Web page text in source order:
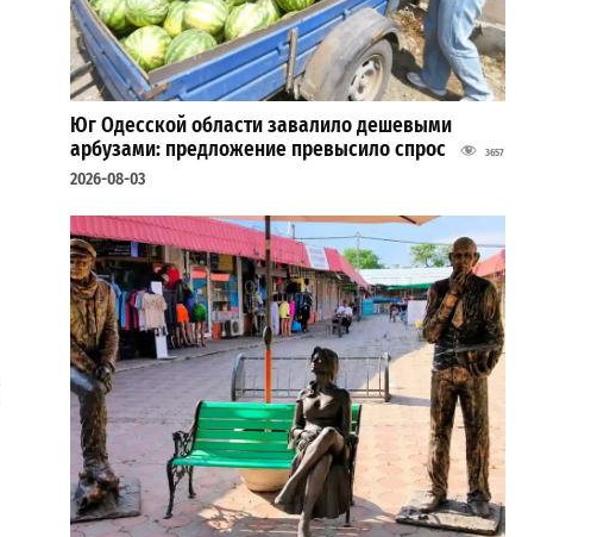
Юг Одесской области завалило дешевыми
арбузами: предложение превысило спрос
3657
2026-08-03